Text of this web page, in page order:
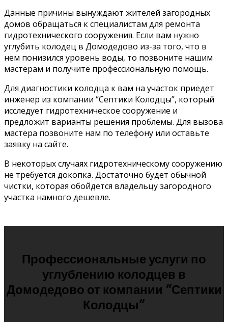
Данные причины вынуждают жителей загородных
домов обращаться к специалистам для ремонта
гидротехнического сооружения. Если вам нужно
углубить колодец в Домодедово из-за того, что в
нем понизился уровень воды, то позвоните нашим
мастерам и получите профессиональную помощь.
Для диагностики колодца к вам на участок приедет
инженер из компании “Септики Колодцы”, который
исследует гидротехническое сооружение и
предложит варианты решения проблемы. Для вызова
мастера позвоните нам по телефону или оставьте
заявку на сайте.
В некоторых случаях гидротехническому сооружению
не требуется докопка. Достаточно будет обычной
чистки, которая обойдется владельцу загородного
участка намного дешевле.
Профессиональные услуги по
углублению колодцев в
Домодедово от компании “Септики
Колодцы”